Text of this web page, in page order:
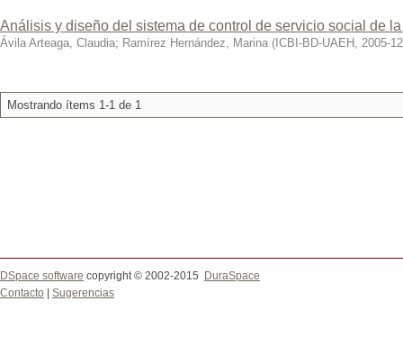
Análisis y diseño del sistema de control de servicio social de
Ávila Arteaga, Claudia; Ramírez Hernández, Marina ( ICBI-BD-UAEH , 2005-12
Mostrando ítems 1-1 de 1
DSpace software copyright © 2002-2015
DuraSpace
Contacto
Sugerencias